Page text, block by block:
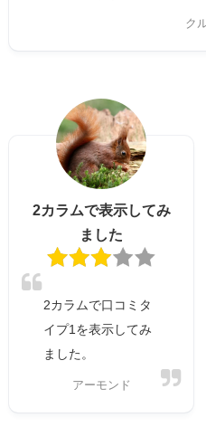
ク
2カラムで表示してみ
ました
2カラムで口コミタ
イプ1を表示してみ
ました。
アーモンド